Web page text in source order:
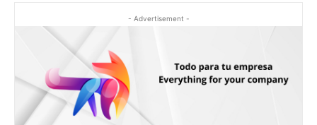
- Advertisement -